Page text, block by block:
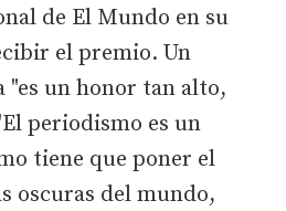
de El Mundo en su
el premio. Un
"es un honor tan alto,
periodismo es un
tiene que poner el
oscuras del mundo,